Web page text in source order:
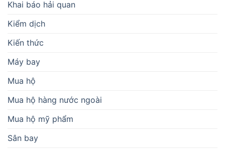
Khai báo hải quan
Kiểm dịch
Kiến thức
Máy bay
Mua hộ
Mua hộ hàng nước ngoài
Mua hộ mỹ phẩm
Sân bay